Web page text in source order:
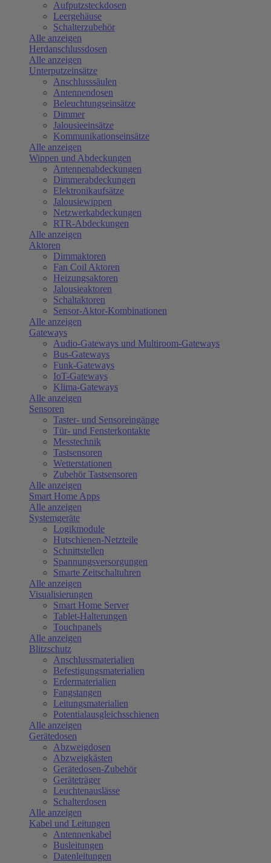
Aufputzsteckdosen
Leergehäuse
Schalterzubehör
Alle anzeigen
Herdanschlussdosen
Alle anzeigen
Unterputzeinsätze
Anschlusssäulen
Antennendosen
Beleuchtungseinsätze
Dimmer
Jalousieeinsätze
Kommunikationseinsätze
Alle anzeigen
Wippen und Abdeckungen
Antennenabdeckungen
Dimmerabdeckungen
Elektronikaufsätze
Jalousiewippen
Netzwerkabdeckungen
RTR-Abdeckungen
Alle anzeigen
Aktoren
Dimmaktoren
Fan Coil Aktoren
Heizungsaktoren
Jalousieaktoren
Schaltaktoren
Sensor-Aktor-Kombinationen
Alle anzeigen
Gateways
Audio-Gateways und Multiroom-Gateways
Bus-Gateways
Funk-Gateways
IoT-Gateways
Klima-Gateways
Alle anzeigen
Sensoren
Taster- und Sensoreingänge
Tür- und Fensterkontakte
Messtechnik
Tastsensoren
Wetterstationen
Zubehör Tastsensoren
Alle anzeigen
Smart Home Apps
Alle anzeigen
Systemgeräte
Logikmodule
Hutschienen-Netzteile
Schnittstellen
Spannungsversorgungen
Smarte Zeitschaltuhren
Alle anzeigen
Visualisierungen
Smart Home Server
Tablet-Halterungen
Touchpanels
Alle anzeigen
Blitzschutz
Anschlussmaterialien
Befestigungsmaterialien
Erdermaterialien
Fangstangen
Leitungsmaterialien
Potentialausgleichsschienen
Alle anzeigen
Gerätedosen
Abzweigdosen
Abzweigkästen
Gerätedosen-Zubehör
Geräteträger
Leuchtenauslässe
Schalterdosen
Alle anzeigen
Kabel und Leitungen
Antennenkabel
Busleitungen
Datenleitungen